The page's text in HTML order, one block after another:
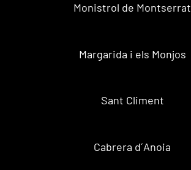
Monistrol de Montserrat
Margarida i els Monjos
Sant Climent
Cabrera d´Anoia